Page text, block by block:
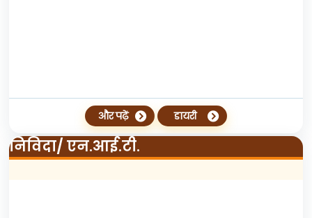
और पढ़ें डायरी
निविदा/ एन.आई.टी.